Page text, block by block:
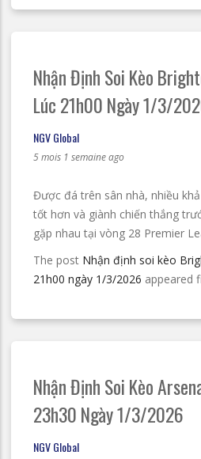
Nhận Định Soi Kèo
Lúc 21h00 Ngày 1/3/
NGV Global
5 mois 1 semaine ago
Được đá trên sân nhà, nhiều
tốt hơn và giành chiến thắng
gặp nhau tại vòng 28 Premier
The post Nhận định soi kèo
21h00 ngày 1/3/2026 appeared
Nhận Định Soi Kèo
23h30 Ngày 1/3/2026
NGV Global